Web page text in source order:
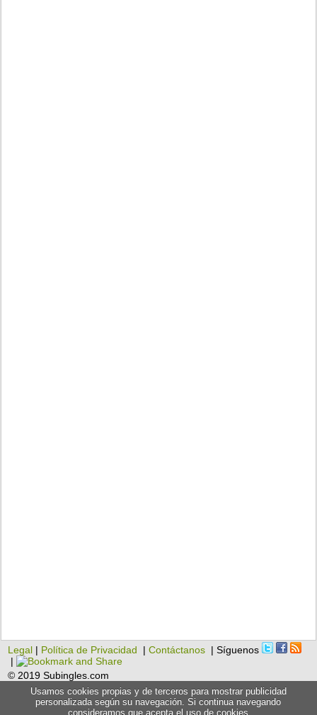
Legal | Política de Privacidad |Contáctanos | Síguenos
|
© 2019 Subingles.com
Usamos cookies propias y de terceros para mostrar publicidad
personalizada según su navegación. Si continua navegando
consideramos que acepta el uso de cookies